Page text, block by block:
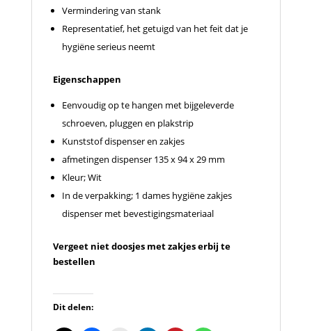
Vermindering van stank
Representatief, het getuigd van het feit dat je
hygiëne serieus neemt
Eigenschappen
Eenvoudig op te hangen met bijgeleverde
schroeven, pluggen en plakstrip
Kunststof dispenser en zakjes
afmetingen dispenser 135 x 94 x 29 mm
Kleur; Wit
In de verpakking; 1 dames hygiëne zakjes
dispenser met bevestigingsmateriaal
Vergeet niet doosjes met zakjes erbij te
bestellen
Dit delen: